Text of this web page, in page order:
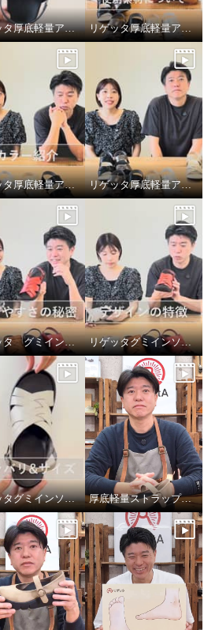
リゲッタ厚底軽量アーチサポートサンダルのサイズの選び方 リゲッタ厚底軽量アーチサポートサンダルの大人っぽいメタリック使い
リゲッタ厚底軽量アーチサポートサンダルのカラーバリエーション リゲッタ厚底軽量アーチサポートサンダルの足が綺麗に見える工夫について
リゲッタ グミインソールサンダルの歩きやすさの秘密 リゲッタグミインソールサンダルのアッパー
リゲッタグミインソールサンダルのサイズ選び 厚底軽量ストラップパンプスのインソール